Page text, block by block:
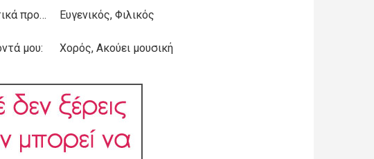
Χαρακτηριστικά προσωπικότητας: Ευγενικός, Φιλικός
μου: Χορός, Ακούει μουσική